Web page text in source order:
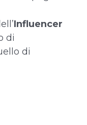
Influencer
di
di